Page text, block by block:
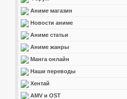
Аниме магазин
Новости аниме
Аниме статьи
Аниме жанры
Манга онлайн
Наши переводы
Хентай
AMV и OST